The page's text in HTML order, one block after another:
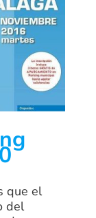
que el
del